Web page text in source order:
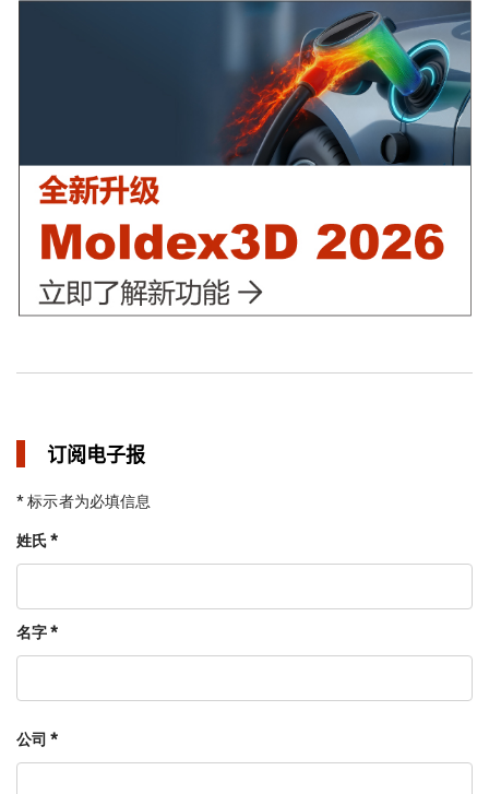
订阅电子报
* 标示者为必填信息
姓氏 *
名字 *
公司 *